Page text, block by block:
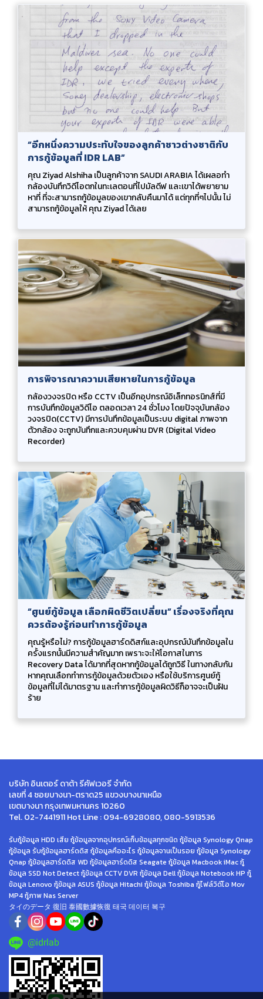
“อีกหนึ่งความประทับใจของลูกค้าชาวต่างชาติกับ
การกู้ข้อมูลที่ IDR LAB”
คุณ Ziyad Alshiha เป็นลูกค้าจาก SAUDI ARABIA ได้เผลอทำ
กล้องบันทึกวิดีโอตกในทะเลตอนที่ไปมัลดีฟ และเขาได้พยายาม
หาที่ ที่จะสามารถกู้ข้อมูลของเขากลับคืนมาได้ แต่ทุกที่ๆไปนั้น ไม่
สามารถกู้ข้อมูลให้ คุณ Ziyad ได้เลย
การพิจารณาความเสียหายในการกู้ข้อมูล
กล้องวงจรปิด หรือ CCTV เป็นอีกอุปกรณ์อิเล็กทอรนิกส์ที่มี
การบันทึกข้อมูลวิดีโอ ตลอดเวลา 24 ชั่วโมง โดยปัจจุบันกล้อง
วงจรปิด(CCTV) มีการบันทึกข้อมูลเป็นระบบ digital ภาพจาก
ตัวกล้อง จะถูกบันทึกและควบคุมผ่าน DVR (Digital Video
Recorder)
“ศูนย์กู้ข้อมูล เลือกผิดชีวิตเปลี่ยน” เรื่องจริงที่คุณ
ควรต้องรู้ก่อนทำการกู้ข้อมูล
คุณรู้หรือไม่? การกู้ข้อมูลฮาร์ดดิสก์และอุปกรณ์บันทึกข้อมูลใน
ครั้งแรกนั้นมีความสำคัญมาก เพราะจะให้โอกาสในการ
Recovery Data ได้มากที่สุดหากกู้ข้อมูลได้ถูกวิธี ในทางกลับกัน
หากคุณเลือกทำการกู้ข้อมูลด้วยตัวเอง หรือใช้บริการศูนย์กู้
ข้อมูลที่ไม่ได้มาตรฐาน และทำการกู้ข้อมูลผิดวิธีก็อาจจะเป็นฝัน
ร้าย
บริษัท อินเตอร์ ดาต้า รีคัฟเวอรี จำกัด
เลขที่ 4 ซอยบางนา-ตราด25 แขวงบางนาเหนือ
เขตบางนา กรุงเทพมหานคร 10260
Tel. 02-7441911 Hot Line : 094-6928080, 080-5913536
รับกู้ข้อมูล HDD เสีย กู้ข้อมูลจากอุปกรณ์เก็บข้อมูลทุกชนิด กู้ข้อมูล Synology Qnap
กู้ข้อมูล รับกู้ข้อมูลฮาร์ดดิส กู้ข้อมูลคืออะไร กู้ข้อมูลจานเป็นรอย กู้ข้อมูล Synology
Qnap กู้ข้อมูลฮาร์ดดิส WD กู้ข้อมูลฮาร์ดดิส Seagate กู้ข้อมูล Macbook iMac กู้
ข้อมูล SSD Not Detect กู้ข้อมูล CCTV DVR กู้ข้อมูล Dell กู้ข้อมูล Notebook HP กู้
ข้อมูล Lenovo กู้ข้อมูล ASUS กู้ข้อมูล Hitachi กู้ข้อมูล Toshiba กู้ไฟล์วิดีโอ Mov
MP4 กู้ภาพ Nas Server
タイのデータ 復旧 泰國數據恢復 태국 데이터 복구
@idrlab